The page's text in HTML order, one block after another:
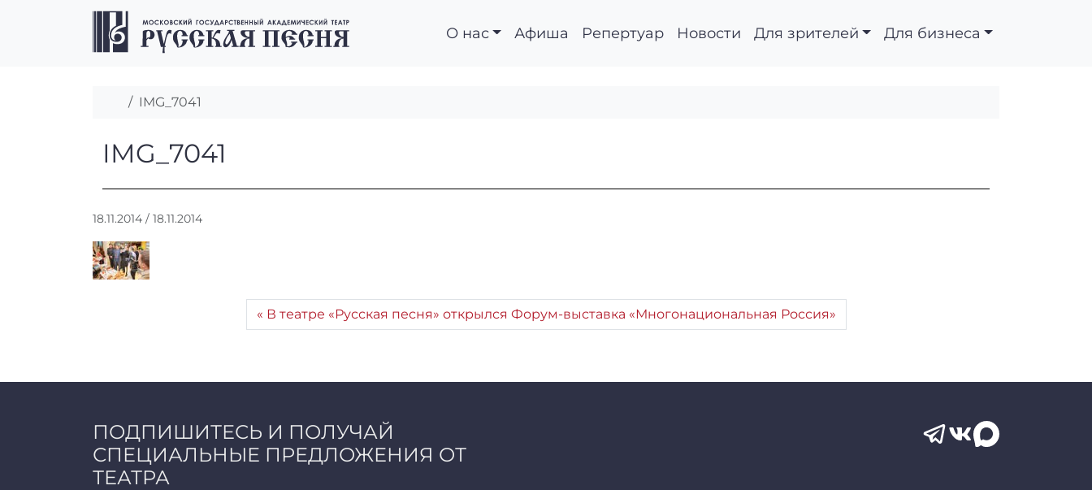
Перейти к содержимому
Перейти к футеру
О нас Афиша Репертуар Новости Для зрителей Для бизнеса
Главная
IMG_7041
IMG_7041
IMG_7041
18.11.2014 / 18.11.2014
n
В театре «Русская песня» открылся Форум-выставка «Многонациональная Россия»
ПОДПИШИТЕСЬ И ПОЛУЧАЙ
СПЕЦИАЛЬНЫЕ ПРЕДЛОЖЕНИЯ ОТ
ТЕАТРА